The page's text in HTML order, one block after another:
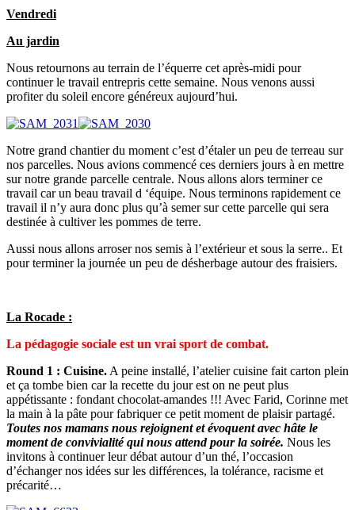
Vendredi
Au jardin
Nous retournons au terrain de l’équerre cet après-midi pour
continuer le travail entrepris cette semaine. Nous venons aussi
profiter du soleil encore généreux aujourd’hui.
Notre grand chantier du moment c’est d’étaler un peu de terreau sur
nos parcelles. Nous avions commencé ces derniers jours à en mettre
sur notre grande parcelle centrale. Nous allons alors terminer ce
travail car un beau travail d ‘équipe. Nous terminons rapidement ce
travail il n’y aura donc plus qu’à semer sur cette parcelle qui sera
destinée à cultiver les pommes de terre.
Aussi nous allons arroser nos semis à l’extérieur et sous la serre.. Et
pour terminer la journée un peu de désherbage autour des fraisiers.
La Rocade :
La pédagogie sociale est un vrai sport de combat.
Round 1 : Cuisine. A peine installé, l’atelier cuisine fait carton plein
et ça tombe bien car la recette du jour est on ne peut plus
appétissante : fondant chocolat-amandes !!! Avec Farid, Corinne met
la main à la pâte pour fabriquer ce petit moment de plaisir partagé.
Toutes nos mamans nous rejoignent et évoquent avec hâte le
moment de convivialité qui nous attend pour la soirée. Nous les
invitons à continuer leur débat autour d’un thé, l’occasion
d’échanger nos idées sur les différences, la tolérance, racisme et
précarité…